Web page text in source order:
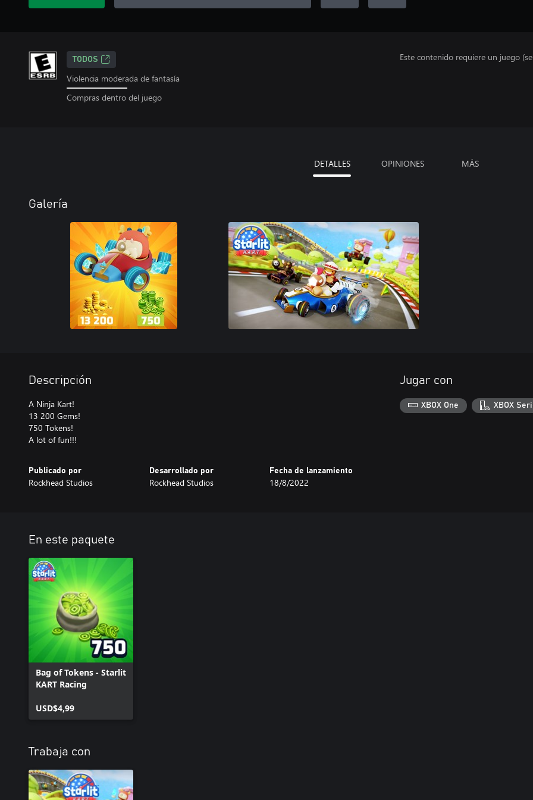
TODOS
Violencia moderada de fantasía
Compras dentro del juego
Este contenido requiere un juego
DETALLES OPINIONES MÁS
Galería
Descripción
A Ninja Kart!
13 200 Gems!
750 Tokens!
A lot of fun!!!
Publicado por
Rockhead Studios
Desarrollado por
Rockhead Studios
Fecha de lanzamiento
18/8/2022
Jugar con
XBOX One XBOX
En este paquete
Bag of Tokens - Starlit
KART Racing
USD$4,99
Trabaja con